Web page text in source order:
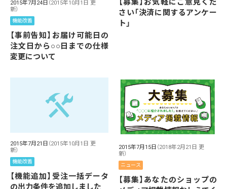
2015年7月24日 （2015年10月1日 更
新）
機能改善
【事前告知】お届け可能日の
注文日から○○日までの仕様
変更について
【募集】お気軽にご意見くだ
さい「決済に関するアンケー
ト」
2015年7月21日 （2015年10月1日 更
新）
機能改善
【機能追加】受注一括データ
の出力条件を追加しました
2015年7月15日 （2018年2月21日 更
新）
ニュース
【募集】あなたのショップの